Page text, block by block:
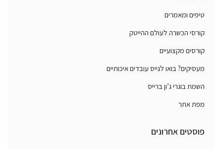
טיפים ומאמרים
קורסי הכשרה לעולם ההייטק
קורסים מקצועיים
מעסיקים? בואו לגייס עובדים איכותיים
השמת בוגרי ג’ון ברייס
מפת אתר
פוסטים אחרונים